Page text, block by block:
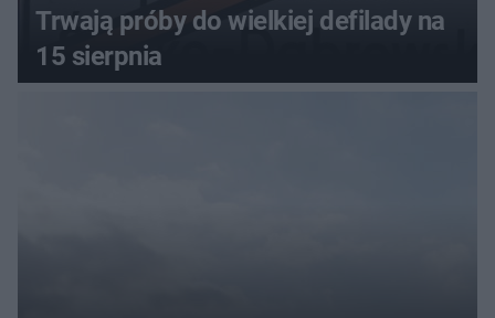
Trwają próby do wielkiej defilady na
15 sierpnia